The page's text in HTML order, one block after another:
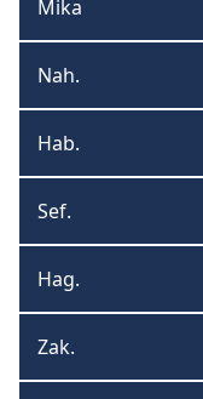
Mika
Mika
Nahum
Nah.
Habakkuk
Hab.
Sefanias
Sef.
Haggaj
Hag.
Zakarias
Zak.